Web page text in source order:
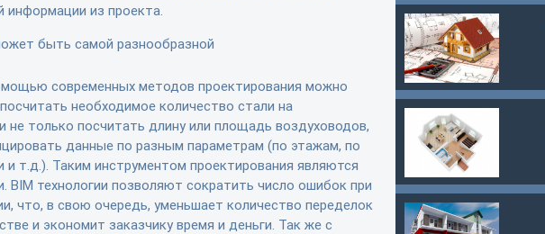
информации из проекта.
быть самой разнообразной
современных методов проектирования можно
необходимое количество стали на
не только посчитать длину или площадь воздуховодов,
данные по разным параметрам (по этажам, по
и т.д.). Таким инструментом проектирования являются
BIM технологии позволяют сократить число ошибок при
что, в свою очередь, уменьшает количество переделок
и экономит заказчику время и деньги. Так же с